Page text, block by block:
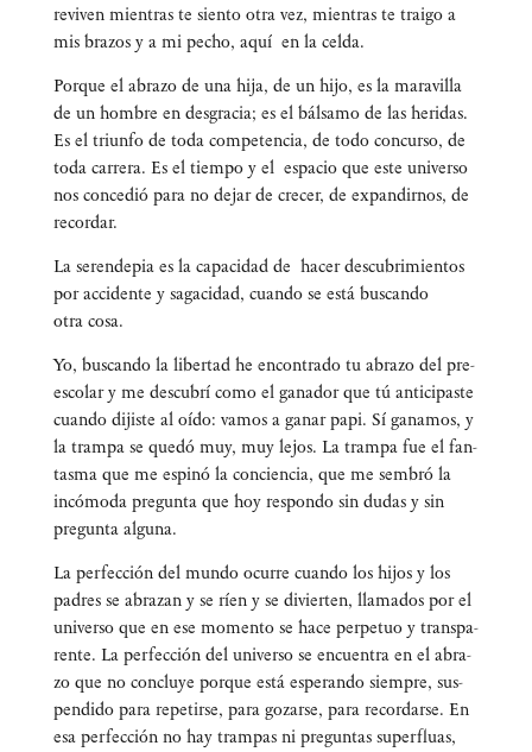
revi­ven mien­tras te sien­to otra vez, mien­tras te trai­go a
mis bra­zos y a mi pecho, aquí en la celda.
Por­que el abra­zo de una hija, de un hijo, es la mara­vi­lla
de un hom­bre en des­gra­cia; es el bál­sa­mo de las heri­das.
Es el triun­fo de toda com­pe­ten­cia, de todo con­cur­so, de
toda carre­ra. Es el tiem­po y el espa­cio que este uni­ver­so
nos con­ce­dió para no dejar de cre­cer, de expan­dir­nos, de
recordar.
La seren­de­pia es la capa­ci­dad de hacer des­cu­bri­mien­tos
por acci­den­te y saga­ci­dad, cuan­do se está bus­can­do
otra cosa.
Yo, bus­can­do la liber­tad he encon­tra­do tu abra­zo del pre­
es­co­lar y me des­cu­brí como el gana­dor que tú anti­ci­pas­te
cuan­do dijis­te al oído: vamos a ganar papi. Sí gana­mos, y
la tram­pa se que­dó muy, muy lejos. La tram­pa fue el fan­
tas­ma que me espi­nó la con­cien­cia, que me sem­bró la
incó­mo­da pre­gun­ta que hoy res­pon­do sin dudas y sin
pre­gun­ta alguna.
La per­fec­ción del mun­do ocu­rre cuan­do los hijos y los
padres se abra­zan y se ríen y se divier­ten, lla­ma­dos por el
uni­ver­so que en ese momen­to se hace per­pe­tuo y trans­pa­
ren­te. La per­fec­ción del uni­ver­so se encuen­tra en el abra­
zo que no con­clu­ye por­que está espe­ran­do siem­pre, sus­
pen­di­do para repe­tir­se, para gozar­se, para recor­dar­se. En
esa per­fec­ción no hay tram­pas ni pre­gun­tas super­fluas,